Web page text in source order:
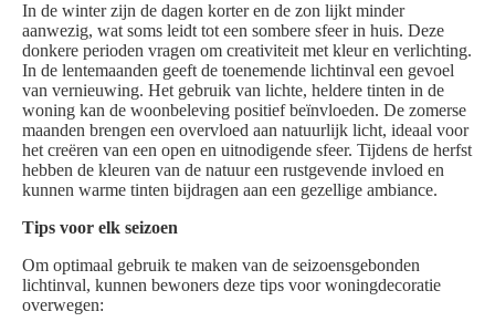
In de winter zijn de dagen korter en de zon lijkt minder
aanwezig, wat soms leidt tot een sombere sfeer in huis. Deze
donkere perioden vragen om creativiteit met kleur en verlichting.
In de lentemaanden geeft de toenemende lichtinval een gevoel
van vernieuwing. Het gebruik van lichte, heldere tinten in de
woning kan de woonbeleving positief beïnvloeden. De zomerse
maanden brengen een overvloed aan natuurlijk licht, ideaal voor
het creëren van een open en uitnodigende sfeer. Tijdens de herfst
hebben de kleuren van de natuur een rustgevende invloed en
kunnen warme tinten bijdragen aan een gezellige ambiance.
Tips voor elk seizoen
Om optimaal gebruik te maken van de seizoensgebonden
lichtinval, kunnen bewoners deze tips voor woningdecoratie
overwegen: